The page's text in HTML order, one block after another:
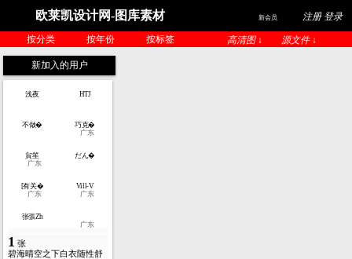
欧莱凯设计网-图库素材 新会员 注册 登录
按分类 按年份 按标签 高清图 ↓ 源文件 ↓
新加入的用户
浅夜 HTJ
不做�
巧克�
广东
貟笙
广东
だん�
[有关�
广东
Vill-V
广东
张張Zh
广东
1 张
碧海晴空之下白衣随性舒